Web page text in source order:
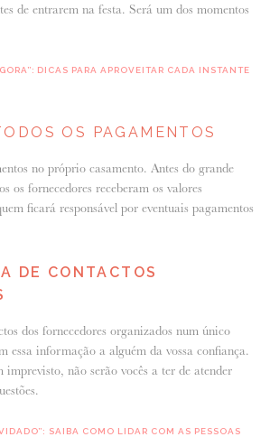
de entrarem na festa. Será um dos momentos
DICAS PARA APROVEITAR CADA INSTANTE
OS PAGAMENTOS
no próprio casamento. Antes do grande
os fornecedores receberam os valores
ficará responsável por eventuais pagamentos
DE CONTACTOS
dos fornecedores organizados num único
essa informação a alguém da vossa confiança.
imprevisto, não serão vocês a ter de atender
SAIBA COMO LIDAR COM AS PESSOAS